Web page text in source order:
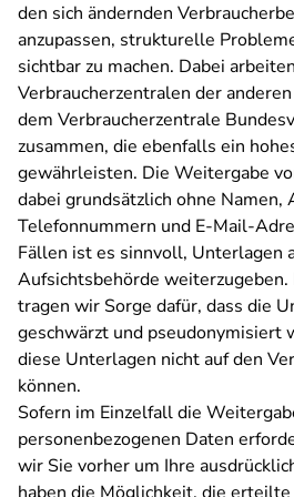
den sich ändernden
anzupassen, strukturelle
sichtbar zu machen. Dabei
Verbraucherzentralen der
dem Verbraucherzentrale
zusammen, die ebenfalls ein
gewährleisten. Die Weitergabe
dabei grundsätzlich ohne Namen,
Telefonnummern und E-Mail-
Fällen ist es sinnvoll, Unterlagen
Aufsichtsbehörde weiterzugeben.
tragen wir Sorge dafür, dass die
geschwärzt und pseudonymisiert
diese Unterlagen nicht auf den
können.
Sofern im Einzelfall die
personenbezogenen Daten
wir Sie vorher um Ihre